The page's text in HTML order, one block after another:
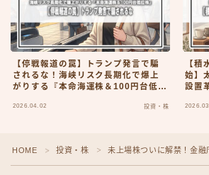
【停戦報道の罠】トランプ発言で騙
されるな！海峡リスク長期化で爆上
がりする『本命海運株＆100円台低位
2026.04.02 投資・株
【積
始】
設置
HOME ＞ 投資・株 ＞ 未上場株ついに解禁！金